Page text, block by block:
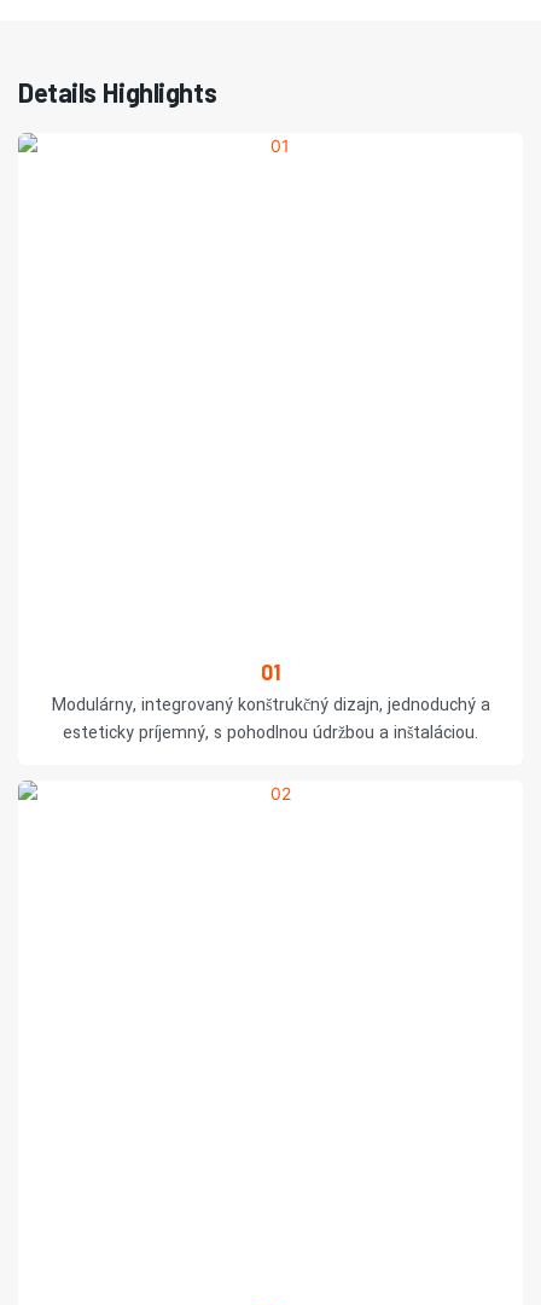
Details Highlights
01
Modulárny, integrovaný konštrukčný dizajn, jednoduchý a
esteticky príjemný, s pohodlnou údržbou a inštaláciou.